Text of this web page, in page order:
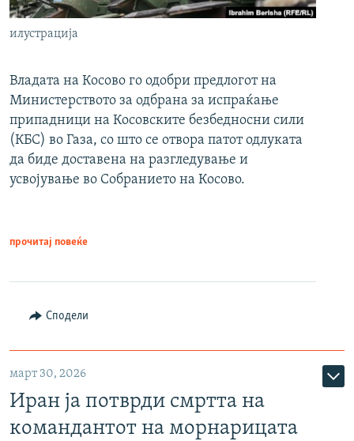
илустрација
Владата на Косово го одобри предлогот на
Министерството за одбрана за испраќање
припадници на Косовските безбедносни сили
(КБС) во Газа, со што се отвора патот одлуката
да биде доставена на разгледување и
усвојување во Собранието на Косово.
прочитај повеќе
Сподели
март 30, 2026
Иран ја потврди смртта на
командантот на морнарицата